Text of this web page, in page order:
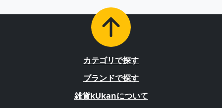
カテゴリで探す
ブランドで探す
雑貨kUkanについて